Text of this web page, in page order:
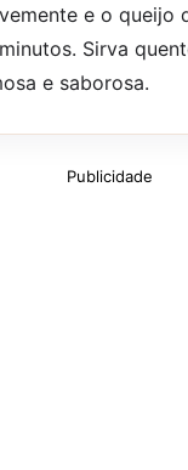
e o queijo
Sirva
e saborosa.
Publicidade